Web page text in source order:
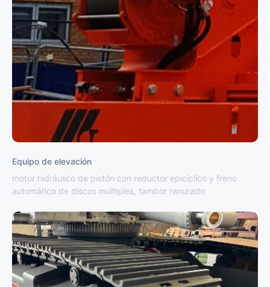
Equipo de elevación
motor hidráulico de pistón con reductor epicíclico y freno
automático de discos múltiples, tambor ranurado